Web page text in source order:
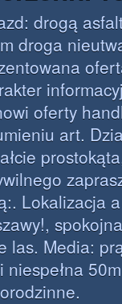
drogą
droga
oferty
art.
Lokalizacja
las. Media:
niespełna